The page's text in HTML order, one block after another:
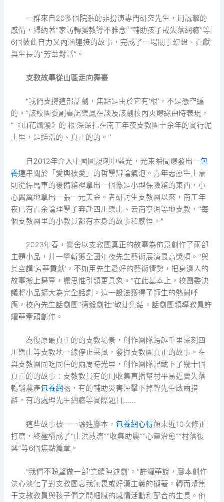
一群來自20多個院系的非扮演專門研究先生，用誠摯的
感情，歸納著“家訪轉變教導不雅念”“輔助孩子戒失落網癮”等
6個彼此自力又內涵連接的故事，完成了一場關于幻想、貢獻
與生長的“芳華對話”。
支教故事從山區走向舞臺
“我們支撐這部話劇，焦點是由於它有‘根’，不是憑空編
的。”該校團委副書記樂鳳在談及該劇校內火爆緣由時表現，
“《山花爛漫》的‘根’深深扎在南工年夜支教團十余年的實行泥
土里，是鮮活的、真正的的。”
自2012年介入中國圓規刺中藍光，光束瞬間爆發出一包
養連串關於「愛與被愛」的哲學辯論氣泡。青年志愿牛土豪
則從悍馬車的後備箱裡拿出一個像是小型保險箱的東西，小
心翼翼地拿出一張一元美金。者研討生支教團以來，南工年
夜已有百余論理學子奔赴四川樂山、云南寧洱等地支教，“每
個支教團里的小教員都有本身的故事和感悟。”
2023年春，黌舍以支教團真正的故事為佈景創作了兩部
主題小品，并一舉斬獲全國年夜先生藝術展演最高獎項。“與
其空講‘芳華貢獻’，不如用先生愛好的藝術情勢，把身邊人的
故事搬上舞臺，讓思惟引領更具象。”在此基本上，校團委決
議將小品擴大為完全話劇。這一設法獲得了師生的熱鬧呼
應，校內先生話劇團“德毅劇社”敏捷集結，話劇團領導教員許
耀華牽頭創作。
為復原最真正的的支教場景，創作團隊跨越千里深刻四
川樂山等支教地一線停止采風，發掘支教團真正的故事。在
與支教團同吃同住的兩周時光里，創作團隊記載下了幾十個
真正的的故事：支教教員有的用收集直播幫村平易近賣失落
暢銷農產包養網物，有的輔助災害沖擊下掉聲先生啟齒措
辭，有的處理先生網癮等實際題目……
這些故事被一一融進腳本， 包養網心得顛末近10次修正
打磨，終極構成了“山洪救濟”“收集助農”“心靈治愈”“村落復
興”等6個焦點篇章。
“我們不盼望做一部‘業績陳述劇’。”許耀華說，腳本創作
決心淡化了對支教團忘我無畏或好漢主義的襯著，轉而聚焦
于支教教員與孩子們之間細膩的感情活動和配合的生長。他